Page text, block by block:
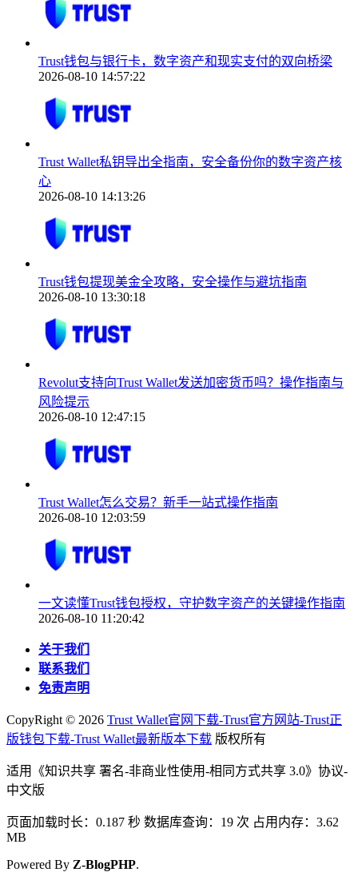
Trust钱包与银行卡，数字资产和现实支付的双向桥梁
2026-08-10 14:57:22
Trust Wallet私钥导出全指南，安全备份你的数字资产核
心
2026-08-10 14:13:26
Trust钱包提现美金全攻略，安全操作与避坑指南
2026-08-10 13:30:18
Revolut支持向Trust Wallet发送加密货币吗？操作指南与
风险提示
2026-08-10 12:47:15
Trust Wallet怎么交易？新手一站式操作指南
2026-08-10 12:03:59
一文读懂Trust钱包授权，守护数字资产的关键操作指南
2026-08-10 11:20:42
关于我们
联系我们
免责声明
CopyRight © 2026 Trust Wallet官网下载-Trust官方网站-Trust正
版钱包下载-Trust Wallet最新版本下载 版权所有
适用《知识共享 署名-非商业性使用-相同方式共享 3.0》协议-
中文版
页面加载时长：0.187 秒 数据库查询：19 次 占用内存：3.62
MB
Powered By Z-BlogPHP.